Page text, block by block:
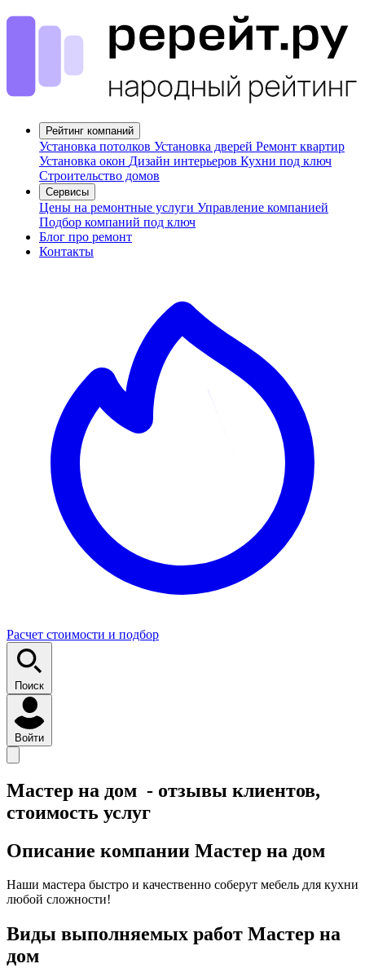
Рейтинг компаний
Установка потолков Установка дверей Ремонт квартир
Установка окон Дизайн интерьеров Кухни под ключ
Строительство домов
Сервисы
Цены на ремонтные услуги Управление компанией
Подбор компаний под ключ
Блог про ремонт
Контакты
Расчет стоимости и подбор
Поиск
Войти
Мастер на дом - отзывы клиентов,
стоимость услуг
Описание компании Мастер на дом
Наши мастера быстро и качественно соберут мебель для кухни
любой сложности!
Виды выполняемых работ Мастер на
дом